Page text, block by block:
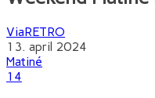
ViaRETRO
13. april 2024
Matiné
14